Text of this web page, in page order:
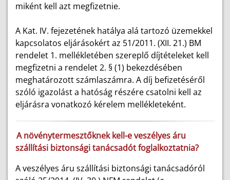
miként kell azt megfizetnie.
A Kat. IV. fejezetének hatálya alá tartozó üzemekkel
kapcsolatos eljárásokért az 51/2011. (XII. 21.) BM
rendelet 1. mellékletében szereplő díjtételeket kell
megfizetni a rendelet 2. § (1) bekezdésében
meghatározott számlaszámra. A díj befizetéséről
szóló igazolást a hatóság részére csatolni kell az
eljárásra vonatkozó kérelem mellékleteként.
A növénytermesztőknek kell-e veszélyes áru
szállítási biztonsági tanácsadót foglalkoztatnia?
A veszélyes áru szállítási biztonsági tanácsadóról